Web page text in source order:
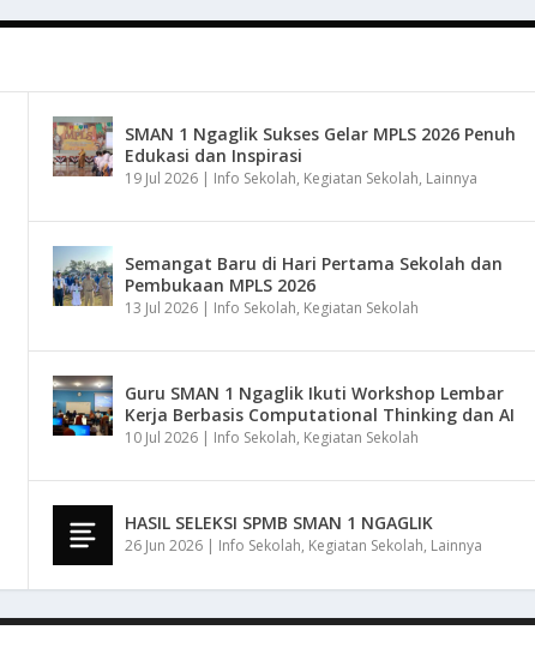
SMAN 1 Ngaglik Sukses Gelar MPLS 2026 Penuh
Edukasi dan Inspirasi
19 Jul 2026| Info Sekolah, Kegiatan Sekolah, Lainnya
Semangat Baru di Hari Pertama Sekolah dan
Pembukaan MPLS 2026
13 Jul 2026| Info Sekolah, Kegiatan Sekolah
Guru SMAN 1 Ngaglik Ikuti Workshop Lembar
Kerja Berbasis Computational Thinking dan AI
10 Jul 2026| Info Sekolah, Kegiatan Sekolah
HASIL SELEKSI SPMB SMAN 1 NGAGLIK
26 Jun 2026| Info Sekolah, Kegiatan Sekolah, Lainnya